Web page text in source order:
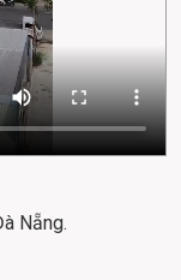
Nẵng.